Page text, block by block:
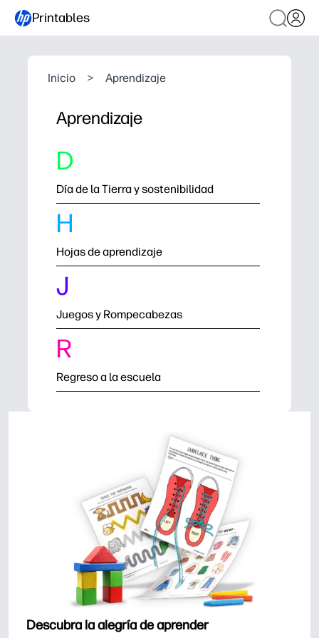
Printables
Inicio > Aprendizaje
Aprendizaje
D
Día de la Tierra y sostenibilidad
H
Hojas de aprendizaje
J
Juegos y Rompecabezas
R
Regreso a la escuela
Descubra la alegría de aprender